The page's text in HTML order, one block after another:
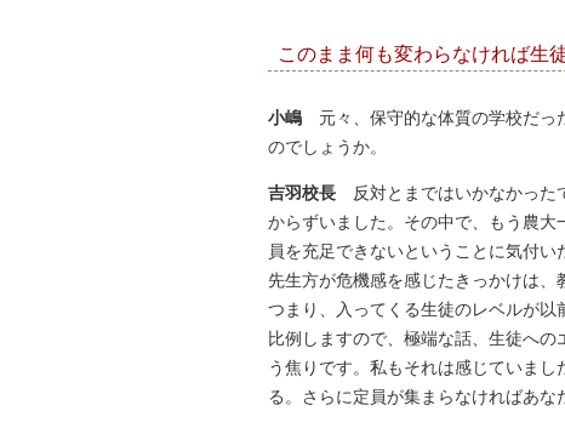
このまま何も変わらなければ生
小嶋 元々、保守的な体質の学校だっ
のでしょうか。
吉羽校長 反対とまではいかなかった
からずいました。その中で、もう農
員を充足できないということに気付い
先生方が危機感を感じたきっかけは、
つまり、入ってくる生徒のレベルが
比例しますので、極端な話、生徒へ
う焦りです。私もそれは感じていま
る。さらに定員が集まらなければあな